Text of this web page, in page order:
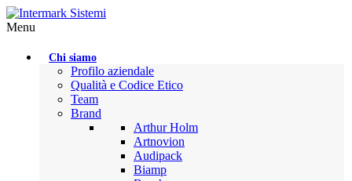
Menu
Chi siamo
Profilo aziendale
Qualità e Codice Etico
Team
Brand
Arthur Holm
Artnovion
Audipack
Biamp